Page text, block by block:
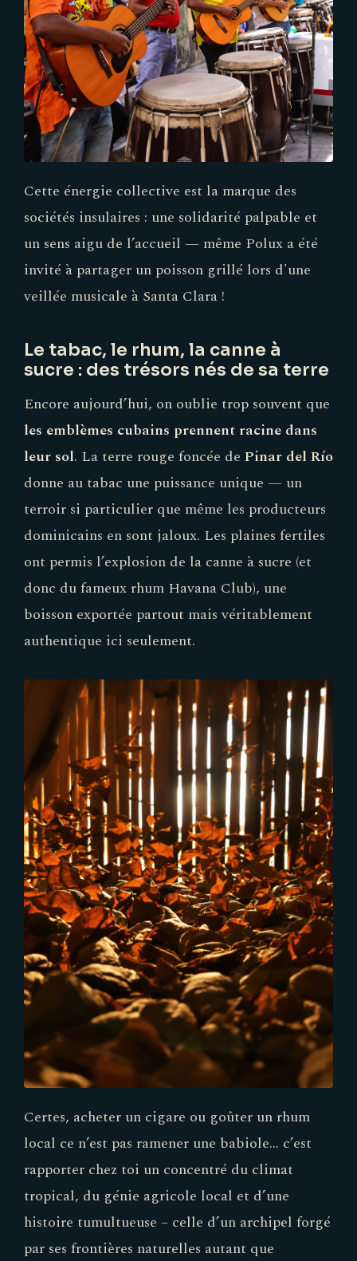
Cette énergie collective est la marque des
sociétés insulaires : une solidarité palpable et
un sens aigu de l’accueil — même Polux a été
invité à partager un poisson grillé lors d'une
veillée musicale à Santa Clara !
Le tabac, le rhum, la canne à
sucre : des trésors nés de sa terre
Encore aujourd’hui, on oublie trop souvent que
les emblèmes cubains prennent racine dans
leur sol. La terre rouge foncée de Pinar del Río
donne au tabac une puissance unique — un
terroir si particulier que même les producteurs
dominicains en sont jaloux. Les plaines fertiles
ont permis l’explosion de la canne à sucre (et
donc du fameux rhum Havana Club), une
boisson exportée partout mais véritablement
authentique ici seulement.
Certes, acheter un cigare ou goûter un rhum
local ce n’est pas ramener une babiole… c’est
rapporter chez toi un concentré du climat
tropical, du génie agricole local et d’une
histoire tumultueuse – celle d’un archipel forgé
par ses frontières naturelles autant que